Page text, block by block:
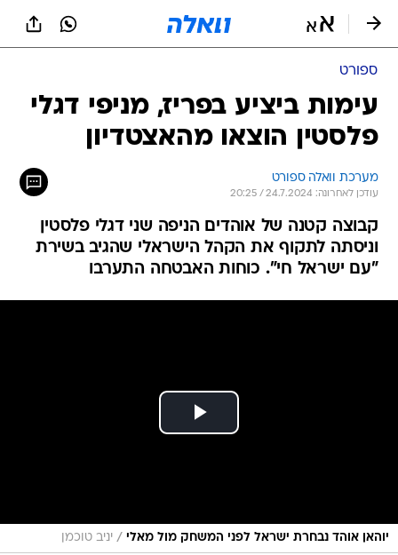
ספורט
עימות ביציע בפריז, מניפי דגלי
פלסטין הוצאו מהאצטדיון
מערכת וואלה ספורט
עודכן לאחרונה: 24.7.2024 / 20:25
קבוצה קטנה של אוהדים הניפה שני דגלי פלסטין
וניסתה לתקוף את הקהל הישראלי שהגיב בשירת
"עם ישראל חי". כוחות האבטחה התערבו
יוהאן אוהד נבחרת ישראל לפני המשחק מול מאלי / יניב טוכמן